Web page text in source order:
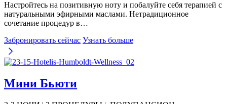
Настройтесь на позитивную ноту и побалуйте себя терапией с
натуральными эфирными маслами. Нетрадиционное
сочетание процедур в…
Забронировать сейчас Узнать больше
Мини Бьюти